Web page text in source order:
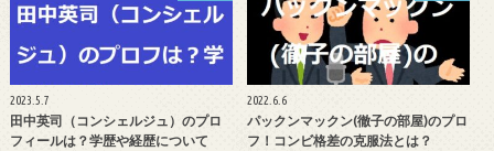
2023.5.7
田中英司（コンシェルジュ）のプロ
フィールは？学歴や経歴について
2022.6.6
パックンマックン(徹子の部屋)のプロ
フ！コンビ格差の克服法とは？